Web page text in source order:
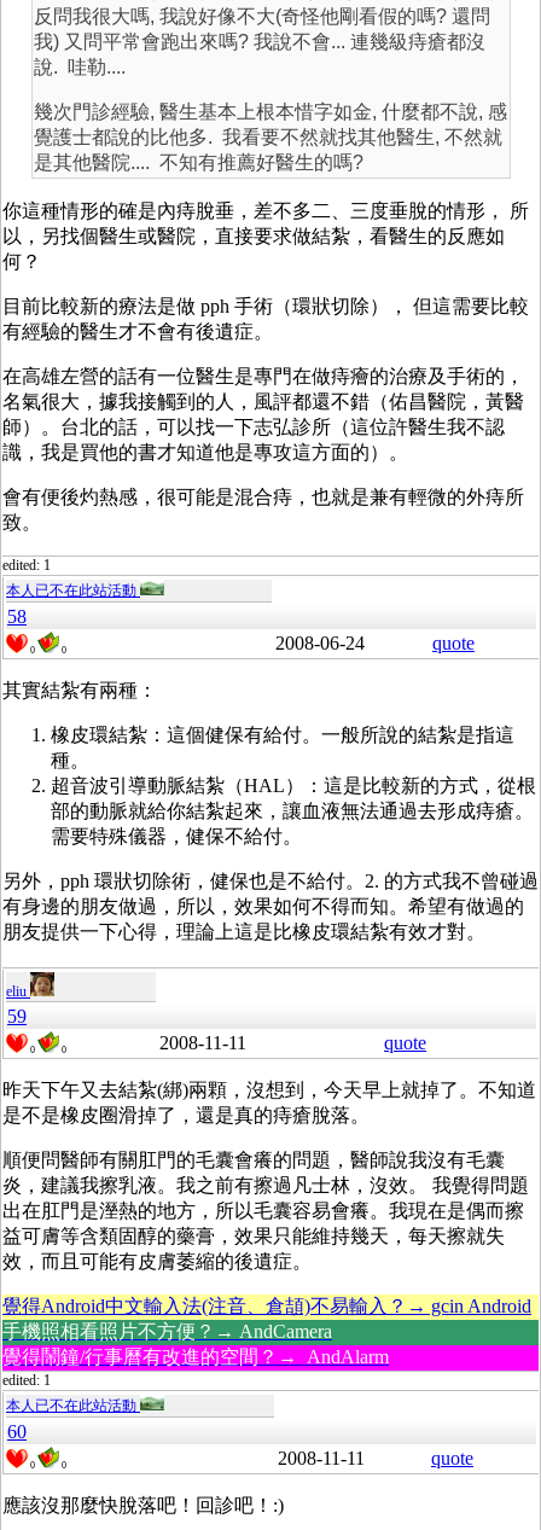
反問我很大嗎, 我說好像不大(奇怪他剛看假的嗎? 還問
我) 又問平常會跑出來嗎? 我說不會... 連幾級痔瘡都沒
說. 哇勒....
幾次門診經驗, 醫生基本上根本惜字如金, 什麼都不說, 感
覺護士都說的比他多. 我看要不然就找其他醫生, 不然就
是其他醫院.... 不知有推薦好醫生的嗎?
你這種情形的確是內痔脫垂，差不多二、三度垂脫的情形， 所
以，另找個醫生或醫院，直接要求做結紮，看醫生的反應如
何？
目前比較新的療法是做 pph 手術（環狀切除）， 但這需要比較
有經驗的醫生才不會有後遺症。
在高雄左營的話有一位醫生是專門在做痔癐的治療及手術的，
名氣很大，據我接觸到的人，風評都還不錯（佑昌醫院，黃醫
師）。台北的話，可以找一下志弘診所（這位許醫生我不認
識，我是買他的書才知道他是專攻這方面的）。
會有便後灼熱感，很可能是混合痔，也就是兼有輕微的外痔所
致。
edited: 1
本人已不在此站活動
58
0 0 2008-06-24 quote
其實結紮有兩種：
橡皮環結紮：這個健保有給付。一般所說的結紮是指這
種。
超音波引導動脈結紮（HAL）：這是比較新的方式，從根
部的動脈就給你結紮起來，讓血液無法通過去形成痔瘡。
需要特殊儀器，健保不給付。
另外，pph 環狀切除術，健保也是不給付。2. 的方式我不曾碰過
有身邊的朋友做過，所以，效果如何不得而知。希望有做過的
朋友提供一下心得，理論上這是比橡皮環結紮有效才對。
eliu
59
0 0 2008-11-11 quote
昨天下午又去結紮(綁)兩顆，沒想到，今天早上就掉了。不知道
是不是橡皮圈滑掉了，還是真的痔瘡脫落。
順便問醫師有關肛門的毛囊會癢的問題，醫師說我沒有毛囊
炎，建議我擦乳液。我之前有擦過凡士林，沒效。 我覺得問題
出在肛門是溼熱的地方，所以毛囊容易會癢。我現在是偶而擦
益可膚等含類固醇的藥膏，效果只能維持幾天，每天擦就失
效，而且可能有皮膚萎縮的後遺症。
覺得Android中文輸入法(注音、倉頡)不易輸入？→ gcin Android
手機照相看照片不方便？→ AndCamera
覺得鬧鐘/行事曆有改進的空間？→ AndAlarm
edited: 1
本人已不在此站活動
60
0 0 2008-11-11 quote
應該沒那麼快脫落吧！回診吧！:)